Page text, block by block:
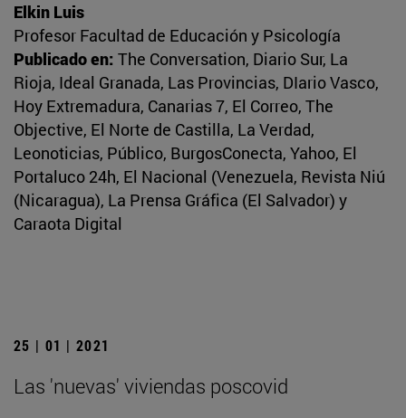
Elkin Luis
Profesor Facultad de Educación y Psicología
Publicado en: The Conversation, Diario Sur, La
Rioja, Ideal Granada, Las Provincias, DIario Vasco,
Hoy Extremadura, Canarias 7, El Correo, The
Objective, El Norte de Castilla, La Verdad,
Leonoticias, Público, BurgosConecta, Yahoo, El
Portaluco 24h, El Nacional (Venezuela, Revista Niú
(Nicaragua), La Prensa Gráfica (El Salvador) y
Caraota Digital
25 | 01 | 2021
Las 'nuevas' viviendas poscovid